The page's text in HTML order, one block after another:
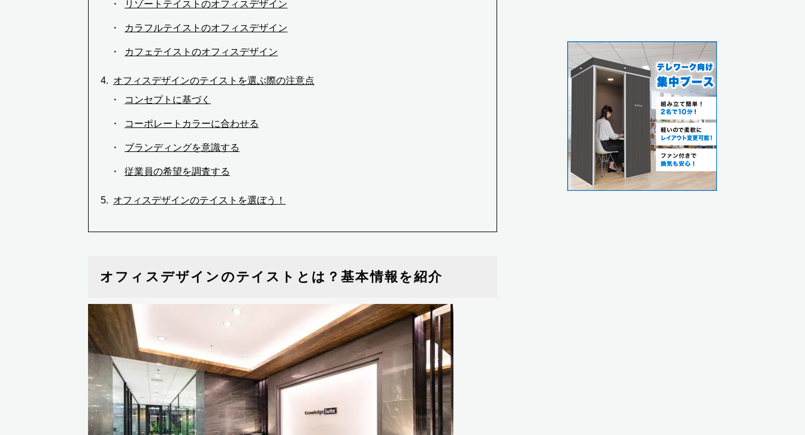
リゾートテイストのオフィスデザイン
カラフルテイストのオフィスデザイン
カフェテイストのオフィスデザイン
オフィスデザインのテイストを選ぶ際の注意点
コンセプトに基づく
コーポレートカラーに合わせる
ブランディングを意識する
従業員の希望を調査する
オフィスデザインのテイストを選ぼう！
オフィスデザインのテイストとは？基本情報を紹介